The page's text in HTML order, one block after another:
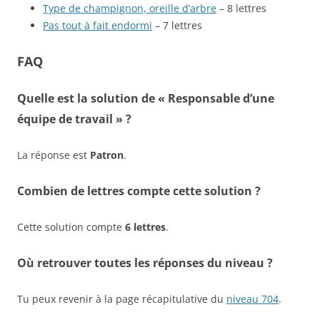
Type de champignon, oreille d’arbre – 8 lettres
Pas tout à fait endormi – 7 lettres
FAQ
Quelle est la solution de « Responsable d’une
équipe de travail » ?
La réponse est Patron.
Combien de lettres compte cette solution ?
Cette solution compte 6 lettres.
Où retrouver toutes les réponses du niveau ?
Tu peux revenir à la page récapitulative du niveau 704.